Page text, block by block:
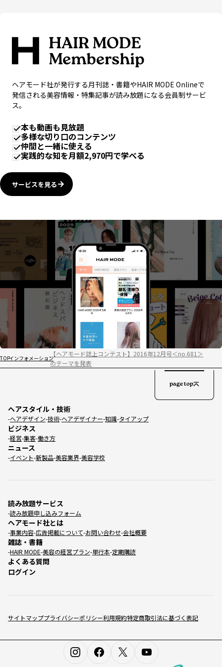
ヘアモード社が発行する月刊誌・書籍やHAIR MODE Onlineで
発信される美容情報・特集記事が読み放題になる会員制サービ
ス。
本も動画も見放題
多様な切り口のコンテンツ
仲間と一緒に使える
実践的な知を月額2,970円で学べる
サービスを見る
TOPインフォメーション
【ヘアモード誌上コンテスト】2016年12月号＜no.681＞
のテーマを発表
サイトマッププライバシーポリシー利用規約特定商取引法に基づく表記
ヘアスタイル・技術
ヘアデザイン 技術 ヘアデザイナー 知識 タイアップ
ビジネス
経営 集客 働き方
ニュース
イベント 新製品 美容業界 美容学校
読み放題サービス
読み放題申し込みフォーム
ヘアモード社とは
事業内容 広告掲載について お問い合わせ 会社概要
雑誌・書籍
HAIR MODE 美容の経営プラン 単行本 定期購読
よくある質問
ログイン
page top